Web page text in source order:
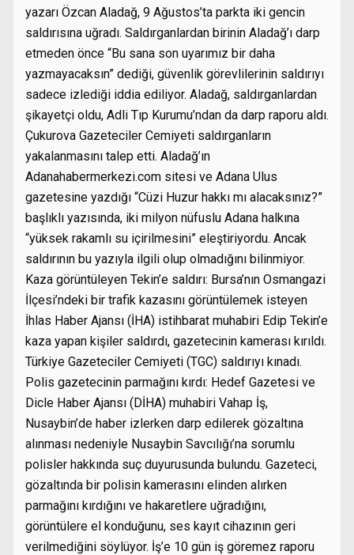
yazarı Özcan Aladağ, 9 Ağustos’ta parkta iki gencin
saldırısına uğradı. Saldırganlardan birinin Aladağ’ı darp
etmeden önce “Bu sana son uyarımız bir daha
yazmayacaksın” dediği, güvenlik görevlilerinin saldırıyı
sadece izlediği iddia ediliyor. Aladağ, saldırganlardan
şikayetçi oldu, Adli Tıp Kurumu’ndan da darp raporu aldı.
Çukurova Gazeteciler Cemiyeti saldırganların
yakalanmasını talep etti. Aladağ’ın
Adanahabermerkezi.com sitesi ve Adana Ulus
gazetesine yazdığı “Cüzi Huzur hakkı mı alacaksınız?”
başlıklı yazısında, iki milyon nüfuslu Adana halkına
“yüksek rakamlı su içirilmesini” eleştiriyordu. Ancak
saldırının bu yazıyla ilgili olup olmadığını bilinmiyor.
Kaza görüntüleyen Tekin’e saldırı: Bursa’nın Osmangazi
İlçesi’ndeki bir trafik kazasını görüntülemek isteyen
İhlas Haber Ajansı (İHA) istihbarat muhabiri Edip Tekin’e
kaza yapan kişiler saldırdı, gazetecinin kamerası kırıldı.
Türkiye Gazeteciler Cemiyeti (TGC) saldırıyı kınadı.
Polis gazetecinin parmağını kırdı: Hedef Gazetesi ve
Dicle Haber Ajansı (DİHA) muhabiri Vahap İş,
Nusaybin’de haber izlerken darp edilerek gözaltına
alınması nedeniyle Nusaybin Savcılığı’na sorumlu
polisler hakkında suç duyurusunda bulundu. Gazeteci,
gözaltında bir polisin kamerasını elinden alırken
parmağını kırdığını ve hakaretlere uğradığını,
görüntülere el konduğunu, ses kayıt cihazının geri
verilmediğini söylüyor. İş’e 10 gün iş göremez raporu